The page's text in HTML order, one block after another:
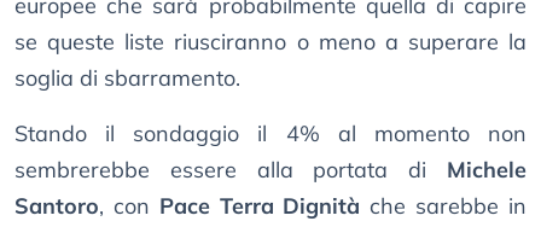
europee che sarà probabilmente quella di capire
se queste liste riusciranno o meno a superare la
soglia di sbarramento.
Stando il sondaggio il 4% al momento non
sembrerebbe essere alla portata di Michele
Santoro, con Pace Terra Dignità che sarebbe in